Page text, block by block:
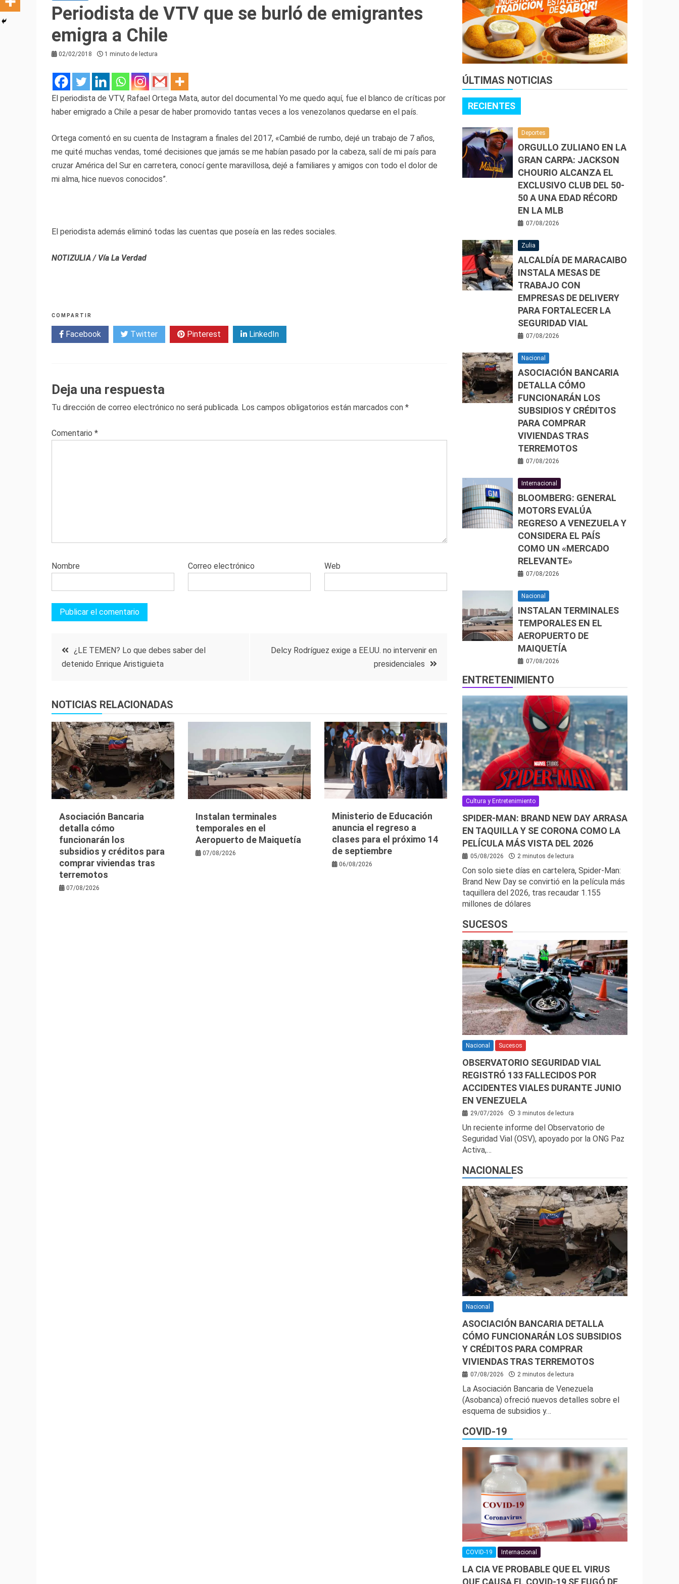
Periodista de VTV que se burló de emigrantes
emigra a Chile
02/02/2018 1 minuto de lectura
El periodista de VTV, Rafael Ortega Mata, autor del documental Yo me quedo aquí, fue el blanco de críticas por
haber emigrado a Chile a pesar de haber promovido tantas veces a los venezolanos quedarse en el país.
Ortega comentó en su cuenta de Instagram a finales del 2017, «Cambié de rumbo, dejé un trabajo de 7 años,
me quité muchas vendas, tomé decisiones que jamás se me habían pasado por la cabeza, salí de mi país para
cruzar América del Sur en carretera, conocí gente maravillosa, dejé a familiares y amigos con todo el dolor de
mi alma, hice nuevos conocidos”.
El periodista además eliminó todas las cuentas que poseía en las redes sociales.
NOTIZULIA / Vía La Verdad
COMPARTIR
Facebook Twitter Pinterest LinkedIn
Deja una respuesta
Tu dirección de correo electrónico no será publicada. Los campos obligatorios están marcados con *
Comentario *
Nombre Correo electrónico Web
Navegación
entradas
¿LE TEMEN? Lo que debes saber del
detenido Enrique Aristiguieta
Delcy Rodríguez exige a EE.UU. no intervenir en
presidenciales
NOTICIAS RELACIONADAS
Asociación Bancaria
detalla cómo
funcionarán los
subsidios y créditos para
comprar viviendas tras
terremotos
07/08/2026
Instalan terminales
temporales en el
Aeropuerto de Maiquetía
07/08/2026
Ministerio de Educación
anuncia el regreso a
clases para el próximo 14
de septiembre
06/08/2026
ÚLTIMAS NOTICIAS
RECIENTES
Deportes
ORGULLO ZULIANO EN LA
GRAN CARPA: JACKSON
CHOURIO ALCANZA EL
EXCLUSIVO CLUB DEL 50-
50 A UNA EDAD RÉCORD
EN LA MLB
07/08/2026
Zulia
ALCALDÍA DE MARACAIBO
INSTALA MESAS DE
TRABAJO CON
EMPRESAS DE DELIVERY
PARA FORTALECER LA
SEGURIDAD VIAL
07/08/2026
Nacional
ASOCIACIÓN BANCARIA
DETALLA CÓMO
FUNCIONARÁN LOS
SUBSIDIOS Y CRÉDITOS
PARA COMPRAR
VIVIENDAS TRAS
TERREMOTOS
07/08/2026
Internacional
BLOOMBERG: GENERAL
MOTORS EVALÚA
REGRESO A VENEZUELA Y
CONSIDERA EL PAÍS
COMO UN «MERCADO
RELEVANTE»
07/08/2026
Nacional
INSTALAN TERMINALES
TEMPORALES EN EL
AEROPUERTO DE
MAIQUETÍA
07/08/2026
ENTRETENIMIENTO
Cultura y Entretenimiento
SPIDER-MAN: BRAND NEW DAY ARRASA
EN TAQUILLA Y SE CORONA COMO LA
PELÍCULA MÁS VISTA DEL 2026
05/08/2026 2 minutos de lectura
Con solo siete días en cartelera, Spider-Man:
Brand New Day se convirtió en la película más
taquillera del 2026, tras recaudar 1.155
millones de dólares
SUCESOS
Nacional Sucesos
OBSERVATORIO SEGURIDAD VIAL
REGISTRÓ 133 FALLECIDOS POR
ACCIDENTES VIALES DURANTE JUNIO
EN VENEZUELA
29/07/2026 3 minutos de lectura
Un reciente informe del Observatorio de
Seguridad Vial (OSV), apoyado por la ONG Paz
Activa,…
NACIONALES
Nacional
ASOCIACIÓN BANCARIA DETALLA
CÓMO FUNCIONARÁN LOS SUBSIDIOS
Y CRÉDITOS PARA COMPRAR
VIVIENDAS TRAS TERREMOTOS
07/08/2026 2 minutos de lectura
La Asociación Bancaria de Venezuela
(Asobanca) ofreció nuevos detalles sobre el
esquema de subsidios y…
COVID-19
COVID-19 Internacional
LA CIA VE PROBABLE QUE EL VIRUS